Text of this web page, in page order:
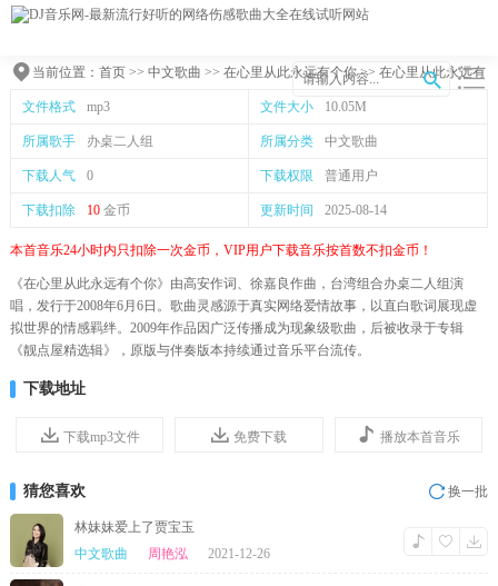
当前位置： 首页>> 中文歌曲 >> 在心里从此永远有个你>> 在心里从此永远有
个你mp3下载
文件格式 mp3 文件大小 10.05M
所属歌手 办桌二人组 所属分类 中文歌曲
下载人气 0 下载权限 普通用户
下载扣除 10金币 更新时间 2025-08-14
本首音乐24小时内只扣除一次金币，VIP用户下载音乐按首数不扣金币！
《在心里从此永远有个你》由高安作词、徐嘉良作曲，台湾组合办桌二人组演
唱，发行于2008年6月6日。歌曲灵感源于真实网络爱情故事，以直白歌词展现虚
拟世界的情感羁绊。2009年作品因广泛传播成为现象级歌曲，后被收录于专辑
《靓点屋精选辑》，原版与伴奏版本持续通过音乐平台流传。
下载地址
下载mp3文件 免费下载 播放本首音乐
猜您喜欢 换一批
林妹妹爱上了贾宝玉
中文歌曲
周艳泓 2021-12-26